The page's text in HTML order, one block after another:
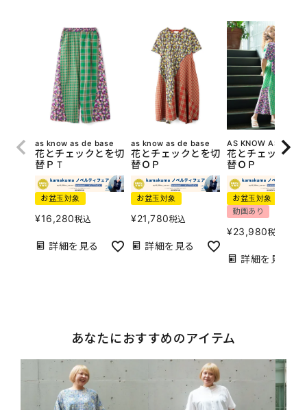
as know as de base
花とチェックとを切
替ＰＴ
お盆玉対象
¥16,280税込
詳細を見る
as know as de base
花とチェックとを切
替ＯＰ
お盆玉対象
¥21,780税込
詳細を見る
AS KNOW AS olaca
花とチェックと
替ＯＰ
お盆玉対象
動画あり
¥23,980税込
詳細を見る
あなたにおすすめのアイテム